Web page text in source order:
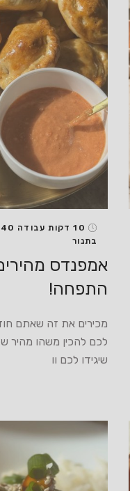
בתנור
אמפנדס
התפחה!
מכירים את זה שאתם
לכם להכין משהו מהיר
שיגידו לכם וו